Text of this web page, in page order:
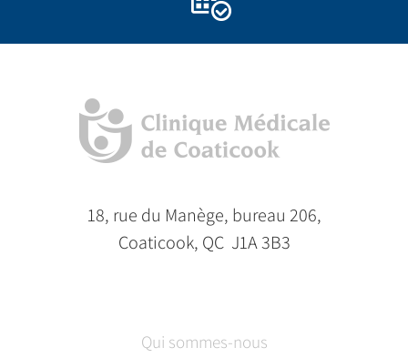
18, rue du Manège, bureau 206,
Coaticook, QC J1A 3B3
Qui sommes-nous